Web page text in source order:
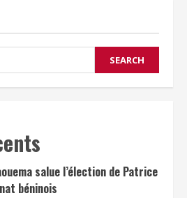
SEARCH
salue l’élection de Patrice
béninois